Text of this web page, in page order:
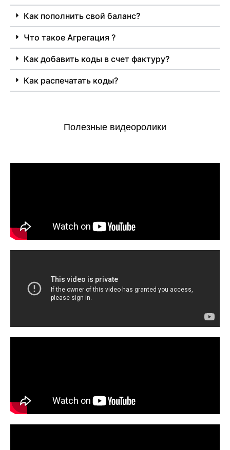
Как пополнить свой баланс?
Что такое Агрегация ?
Как добавить коды в счет фактуру?
Как распечатать коды?
Полезные видеоролики